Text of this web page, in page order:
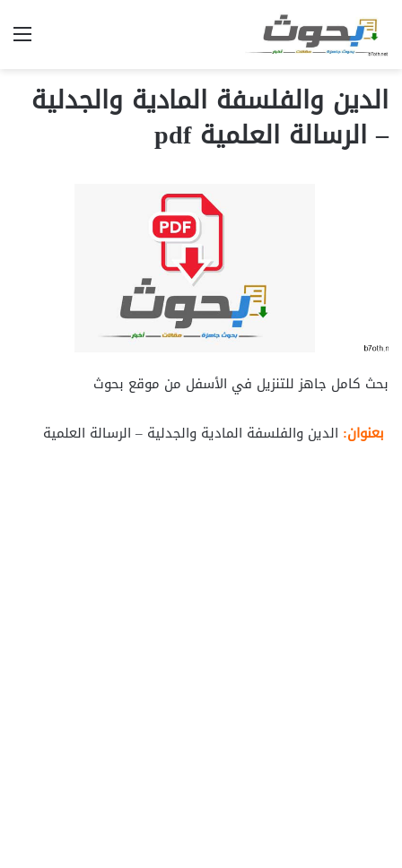
الدين والفلسفة المادية والجدلية
– الرسالة العلمية pdf
بحث كامل جاهز للتنزيل في الأسفل من موقع بحوث
بعنوان: الدين والفلسفة المادية والجدلية – الرسالة العلمية